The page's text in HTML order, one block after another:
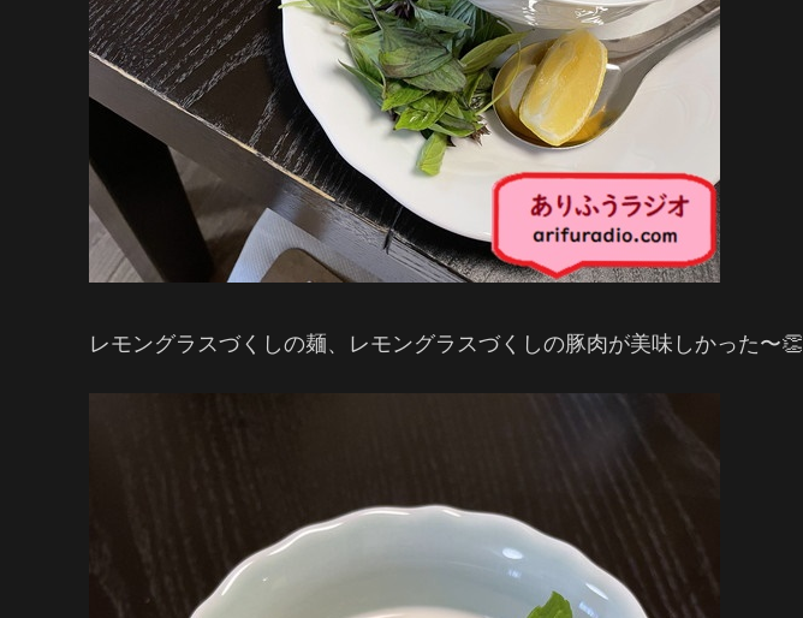
レモングラスづくしの麺、レモングラスづくしの豚肉が美味しかった〜👏